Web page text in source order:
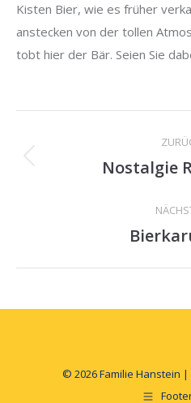
Kisten Bier, wie es früher
anstecken von der tollen
tobt hier der Bär. Seien Sie
navigation
Nostalgie
© 2026 Familie Hanstein